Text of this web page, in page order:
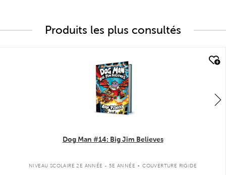
Produits les plus consultés
Dog Man #14: Big Jim Believes
NIVEAU SCOLAIRE 2E ANNÉE - 5E ANNÉE . COUVERTURE RIGIDE